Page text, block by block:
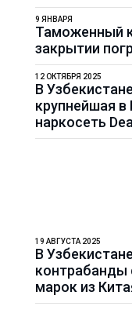
Таможенный
закрытии
9 ЯНВАРЯ
В
крупнейшая
наркосеть
12 ОКТЯБРЯ 2025
В
марок из
19 АВГУСТА 2025